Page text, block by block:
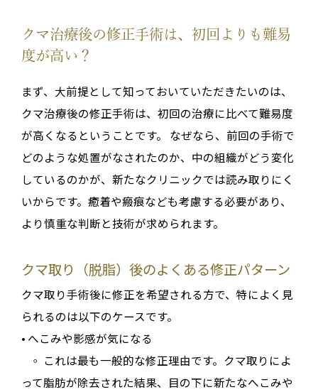
クマ治療後の修正手術は、初回よりも難易
度が高い？
まず、大前提として知っておいていただきたいのは、
クマ治療後の修正手術は、初回の治療に比べて難易度
が高くなる ということです。
なぜなら、前回の手術で
どのような処置がなされたのか、中の組織がどう変化
しているのかが、新たなクリニックでは読み取りにく
いからです。癒着や瘢痕なども考慮する必要があり、
より慎重な判断と技術が求められます。
クマ取り（脱脂）後のよくある修正パターン
クマ取り手術後に修正を希望される方で、特によく見
られるのは以下のケースです。
• へこみや影感が気になる
◦ これは最も一般的な修正理由です。クマ取りによ
って脂肪が除去された結果、目の下に新たなへこみや